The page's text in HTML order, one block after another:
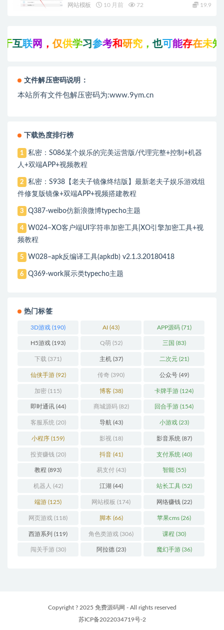
网站模板 10 月前 72 19.9
互联 网， 仅 供学习参考和研究，也 可能 存在未知的
文件解压密码说明：
本站所有文件包解压密码为:www.9ym.cn
下载热度排行榜
1
私密：S086某个娱乐的完美运营版/代理完整+控制+机器
人+双端APP+视频教程
2
私密：S938【老夫子镜像终结版】最新老夫子娱乐游戏组
件修复版镜像+双端APP+视频搭建教程
3 Q387-weibo仿新浪微博typecho主题
4
W024–XO客户端UI字符串加密工具|XO引擎加密工具+视
频教程
5 W028–apk反编译工具(apkdb) v2.1.3.20180418
6 Q369-work展示类typecho主题
热门标签
3D游戏 (190) AI (43) APP源码(71)
H5游戏 (193) Q萌 (52) 三国 (83)
下载 (371) 主机(37) 二次元(21)
仙侠手游(92) 传奇 (390) 公众号(49)
加密 (115) 博客(38) 卡牌手游 (124)
即时通讯(44) 商城源码(82) 回合手游 (154)
客服系统 (20) 导航(43) 小游戏(23)
小程序 (159) 影视(18) 影音系统 (87)
投资赚钱 (20) 抖音(41) 支付系统 (40)
教程 (893) 易支付(43) 智能(55)
机器人 (42) 江湖 (44) 站长工具(52)
端游 (125) 网站模板 (174) 网络赚钱(22)
网页游戏 (118) 脚本(66) 苹果cms (26)
西游系列 (119) 角色类游戏 (306) 课程 (30)
闯关手游(30) 阿拉德(23) 魔幻手游(36)
Copyright ? 2025 免费源码网 - All rights reserved
苏ICP备2022034719号-2